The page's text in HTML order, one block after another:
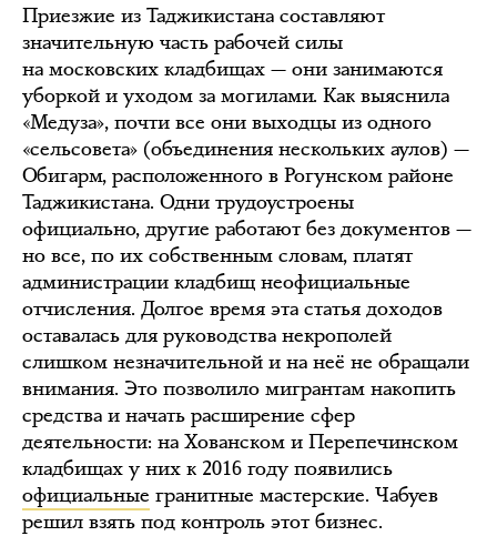
Приезжие из Таджикистана составляют
значительную часть рабочей силы
на московских кладбищах — они занимаются
уборкой и уходом за могилами. Как выяснила
«Медуза», почти все они выходцы из одного
«сельсовета» (объединения нескольких аулов) —
Обигарм, расположенного в Рогунском районе
Таджикистана. Одни трудоустроены
официально, другие работают без документов —
но все, по их собственным словам, платят
администрации кладбищ неофициальные
отчисления. Долгое время эта статья доходов
оставалась для руководства некрополей
слишком незначительной и на неё не обращали
внимания. Это позволило мигрантам накопить
средства и начать расширение сфер
деятельности: на Хованском и Перепечинском
кладбищах у них к 2016 году появились
официальные гранитные мастерские. Чабуев
решил взять под контроль этот бизнес.